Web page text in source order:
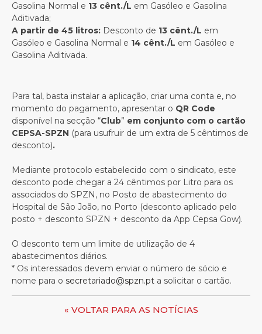
Gasolina Normal e 13 cênt./L em Gasóleo e Gasolina
Aditivada;
A partir de 45 litros: Desconto de 13 cênt./L em
Gasóleo e Gasolina Normal e 14 cênt./L em Gasóleo e
Gasolina Aditivada.
Para tal, basta instalar a aplicação, criar uma conta e, no
momento do pagamento, apresentar o QR Code
disponível na secção “Club” em conjunto com o cartão
CEPSA-SPZN (para usufruir de um extra de 5 cêntimos de
desconto).
Mediante protocolo estabelecido com o sindicato, este
desconto pode chegar a 24 cêntimos por Litro para os
associados do SPZN, no Posto de abastecimento do
Hospital de São João, no Porto (desconto aplicado pelo
posto + desconto SPZN + desconto da App Cepsa Gow).
O desconto tem um limite de utilização de 4
abastecimentos diários.
* Os interessados devem enviar o número de sócio e
nome para o secretariado@spzn.pt a solicitar o cartão.
« VOLTAR PARA AS NOTÍCIAS